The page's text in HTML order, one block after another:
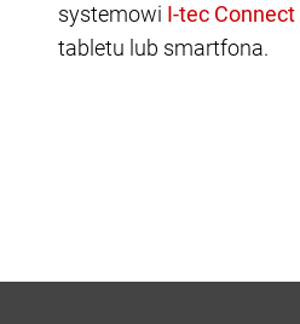
systemowi
tabletu lub smartfona.